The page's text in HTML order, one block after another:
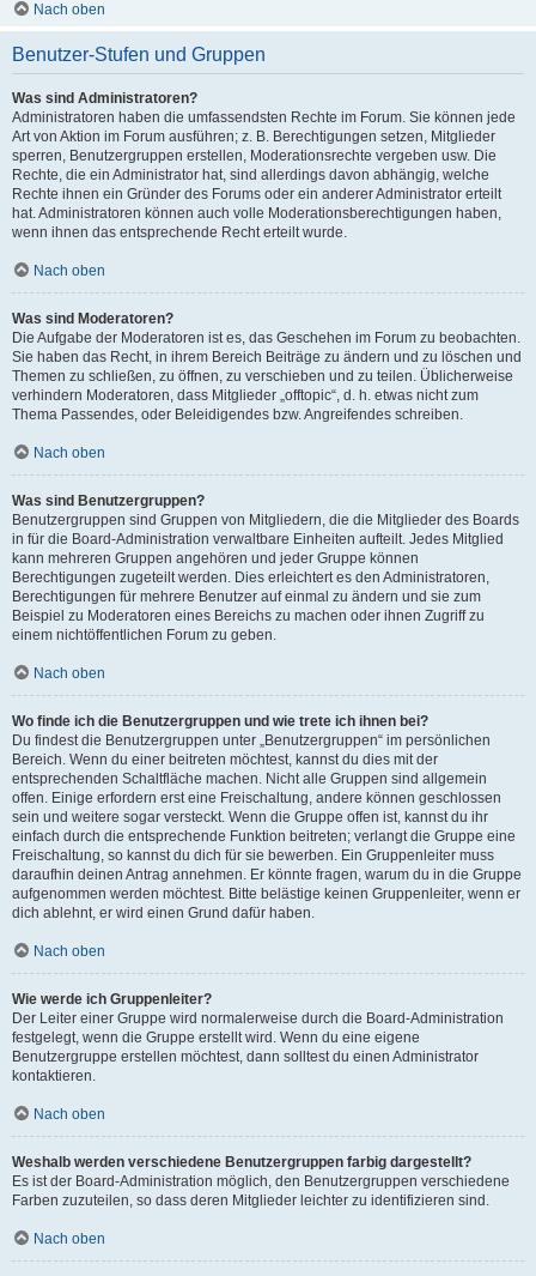
Nach oben
Benutzer-Stufen und Gruppen
Was sind Administratoren?
Administratoren haben die umfassendsten Rechte im Forum. Sie können jede
Art von Aktion im Forum ausführen; z. B. Berechtigungen setzen, Mitglieder
sperren, Benutzergruppen erstellen, Moderationsrechte vergeben usw. Die
Rechte, die ein Administrator hat, sind allerdings davon abhängig, welche
Rechte ihnen ein Gründer des Forums oder ein anderer Administrator erteilt
hat. Administratoren können auch volle Moderationsberechtigungen haben,
wenn ihnen das entsprechende Recht erteilt wurde.
Nach oben
Was sind Moderatoren?
Die Aufgabe der Moderatoren ist es, das Geschehen im Forum zu beobachten.
Sie haben das Recht, in ihrem Bereich Beiträge zu ändern und zu löschen und
Themen zu schließen, zu öffnen, zu verschieben und zu teilen. Üblicherweise
verhindern Moderatoren, dass Mitglieder „offtopic“, d. h. etwas nicht zum
Thema Passendes, oder Beleidigendes bzw. Angreifendes schreiben.
Nach oben
Was sind Benutzergruppen?
Benutzergruppen sind Gruppen von Mitgliedern, die die Mitglieder des Boards
in für die Board-Administration verwaltbare Einheiten aufteilt. Jedes Mitglied
kann mehreren Gruppen angehören und jeder Gruppe können
Berechtigungen zugeteilt werden. Dies erleichtert es den Administratoren,
Berechtigungen für mehrere Benutzer auf einmal zu ändern und sie zum
Beispiel zu Moderatoren eines Bereichs zu machen oder ihnen Zugriff zu
einem nichtöffentlichen Forum zu geben.
Nach oben
Wo finde ich die Benutzergruppen und wie trete ich ihnen bei?
Du findest die Benutzergruppen unter „Benutzergruppen“ im persönlichen
Bereich. Wenn du einer beitreten möchtest, kannst du dies mit der
entsprechenden Schaltfläche machen. Nicht alle Gruppen sind allgemein
offen. Einige erfordern erst eine Freischaltung, andere können geschlossen
sein und weitere sogar versteckt. Wenn die Gruppe offen ist, kannst du ihr
einfach durch die entsprechende Funktion beitreten; verlangt die Gruppe eine
Freischaltung, so kannst du dich für sie bewerben. Ein Gruppenleiter muss
daraufhin deinen Antrag annehmen. Er könnte fragen, warum du in die Gruppe
aufgenommen werden möchtest. Bitte belästige keinen Gruppenleiter, wenn er
dich ablehnt, er wird einen Grund dafür haben.
Nach oben
Wie werde ich Gruppenleiter?
Der Leiter einer Gruppe wird normalerweise durch die Board-Administration
festgelegt, wenn die Gruppe erstellt wird. Wenn du eine eigene
Benutzergruppe erstellen möchtest, dann solltest du einen Administrator
kontaktieren.
Nach oben
Weshalb werden verschiedene Benutzergruppen farbig dargestellt?
Es ist der Board-Administration möglich, den Benutzergruppen verschiedene
Farben zuzuteilen, so dass deren Mitglieder leichter zu identifizieren sind.
Nach oben